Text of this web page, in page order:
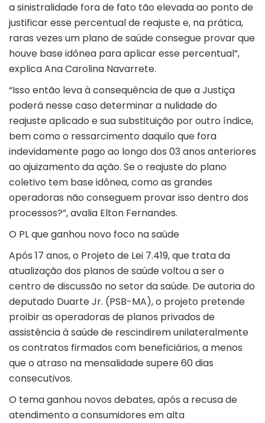
a sinistralidade fora de fato tão elevada ao ponto de
justificar esse percentual de reajuste e, na prática,
raras vezes um plano de saúde consegue provar que
houve base idônea para aplicar esse percentual”,
explica Ana Carolina Navarrete.
“Isso então leva à consequência de que a Justiça
poderá nesse caso determinar a nulidade do
reajuste aplicado e sua substituição por outro índice,
bem como o ressarcimento daquilo que fora
indevidamente pago ao longo dos 03 anos anteriores
ao ajuizamento da ação. Se o reajuste do plano
coletivo tem base idônea, como as grandes
operadoras não conseguem provar isso dentro dos
processos?”, avalia Elton Fernandes.
O PL que ganhou novo foco na saúde
Após 17 anos, o Projeto de Lei 7.419, que trata da
atualização dos planos de saúde voltou a ser o
centro de discussão no setor da saúde. De autoria do
deputado Duarte Jr. (PSB-MA), o projeto pretende
proibir as operadoras de planos privados de
assistência à saúde de rescindirem unilateralmente
os contratos firmados com beneficiários, a menos
que o atraso na mensalidade supere 60 dias
consecutivos.
O tema ganhou novos debates, após a recusa de
atendimento a consumidores em alta